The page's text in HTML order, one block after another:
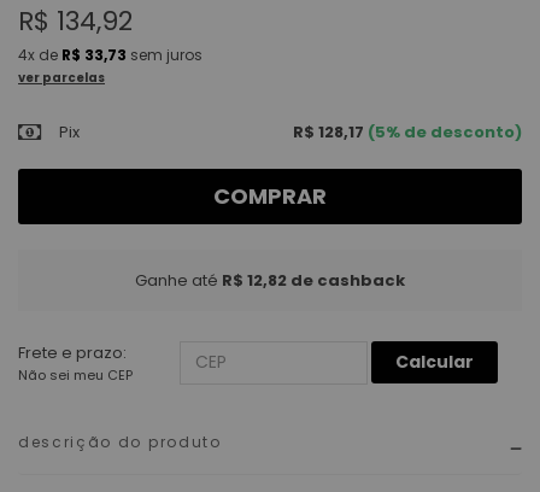
R$ 134,92
4x de R$ 33,73 sem juros
ver parcelas
Pix R$ 128,17 (5% de desconto)
COMPRAR
Ganhe até R$ 12,82 de cashback
Frete e prazo:
Não sei meu CEP
Calcular
descrição do produto